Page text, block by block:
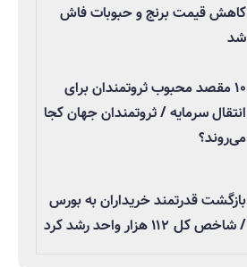
کاهش قیمت برنج و حبوبات فاش
شد
۱۰ مقصد محبوب ثروتمندان برای
انتقال سرمایه / ثروتمندان جهان کجا
می‌روند؟
بازگشت قدرتمند خریداران به بورس
/ شاخص کل ۱۱۲ هزار واحد رشد کرد